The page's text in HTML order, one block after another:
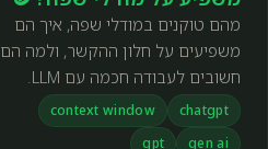
מהם טוקנים במודלי שפה, איך הם
משפיעים על חלון ההקשר, ולמה הם
חשובים לעבודה חכמה עם LLM.
chatgpt
context window
gen ai
gpt